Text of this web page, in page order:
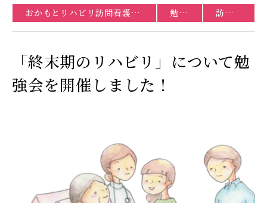
おかもとリハビリ訪問看護ステーション 勉強会 訪問看護
「終末期のリハビリ」について勉
強会を開催しました！